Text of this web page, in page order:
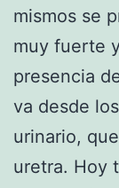
mismos se
muy fuerte
presencia
va desde
urinario,
uretra. Hoy